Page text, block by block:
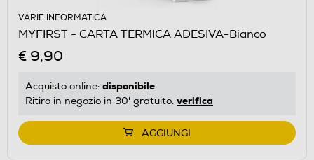
VARIE INFORMATICA
MYFIRST - CARTA TERMICA ADESIVA-Bianco
€ 9,90
Acquisto online: disponibile
Ritiro in negozio in 30' gratuito: verifica
AGGIUNGI